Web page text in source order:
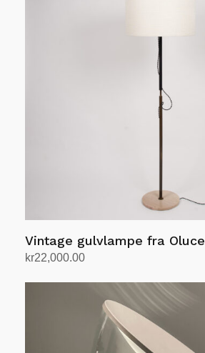
Vintage gulvlampe fra Oluce
kr22,000.00